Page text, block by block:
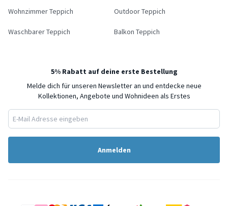
Wohnzimmer Teppich Outdoor Teppich
Waschbarer Teppich Balkon Teppich
5% Rabatt auf deine erste Bestellung
Melde dich für unseren Newsletter an und entdecke neue
Kollektionen, Angebote und Wohnideen als Erstes
Anmelden